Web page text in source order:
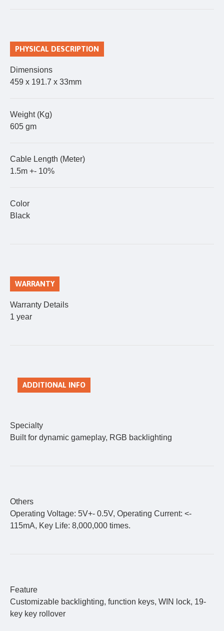
PHYSICAL DESCRIPTION
Dimensions
459 x 191.7 x 33mm
Weight (Kg)
605 gm
Cable Length (Meter)
1.5m +- 10%
Color
Black
WARRANTY
Warranty Details
1 year
ADDITIONAL INFO
Specialty
Built for dynamic gameplay, RGB backlighting
Others
Operating Voltage: 5V+- 0.5V, Operating Current: <-
115mA, Key Life: 8,000,000 times.
Feature
Customizable backlighting, function keys, WIN lock, 19-
key key rollover